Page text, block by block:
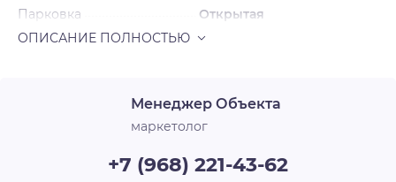
Застройщик делает ремонт в нейтральном
стиле, который легко переделать под свои
площадки выглядят современно, стильно и
продолжают общую концепцию оформления.
Парковка Открытая
Менеджер Объекта
маркетолог
+7 (968) 221-43-62